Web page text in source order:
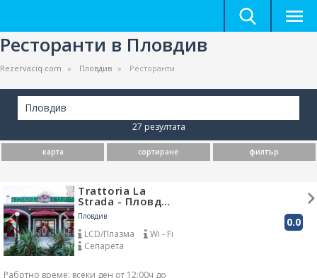
Ресторанти в Пловдив
Rezervaciq.com Пловдив Ресторанти
Пловдив
27 резултата
карта сортиране филтър
Trattoria La
Strada - Пловд…
Пловдив 0.0
LCD/Плазма
Wi - Fi
Сепарета
Закачалки
Вестници
Работно време: всеки ден от 12:00ч до